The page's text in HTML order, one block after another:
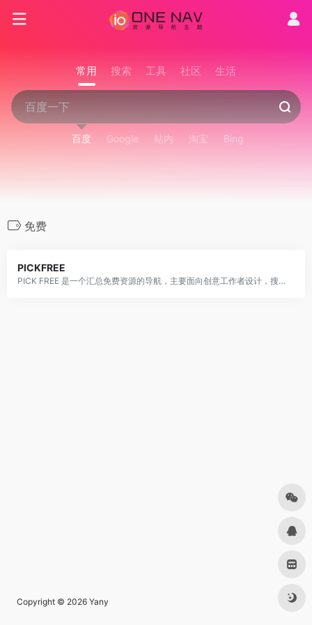
常用 搜索 工具 社区 生活
百度 Google 站内 淘宝 Bing
免费
PICKFREE
PICK FREE 是一个汇总免费资源的导航，主要面向创意工作者设计，搜集诸如免费商用图片、字体、音频、视频、素材等免版权网站。目前已收录100+个优秀站点，方便大家更轻松的找到真正的免费资源，避免引起版权纠纷。
Copyright © 2026 Yany